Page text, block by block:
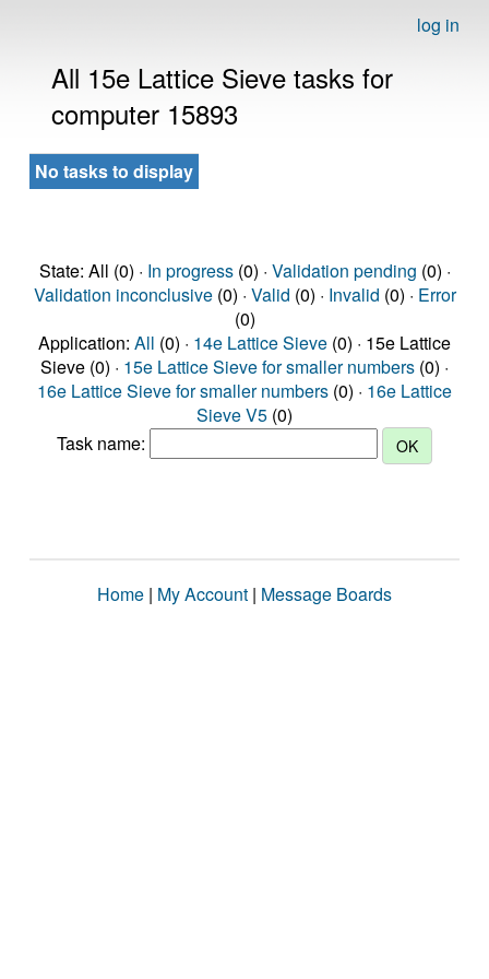
log in
All 15e Lattice Sieve tasks for
computer 15893
No tasks to display
State: All (0) · In progress(0) · Validation pending (0) ·
Validation inconclusive(0) · Valid (0) · Invalid (0) · Error
(0)
Application: All (0) · 14e Lattice Sieve (0) · 15e Lattice
Sieve (0) · 15e Lattice Sieve for smaller numbers (0) ·
16e Lattice Sieve for smaller numbers (0) · 16e Lattice
Sieve V5 (0)
Task name:
Home | My Account | Message Boards